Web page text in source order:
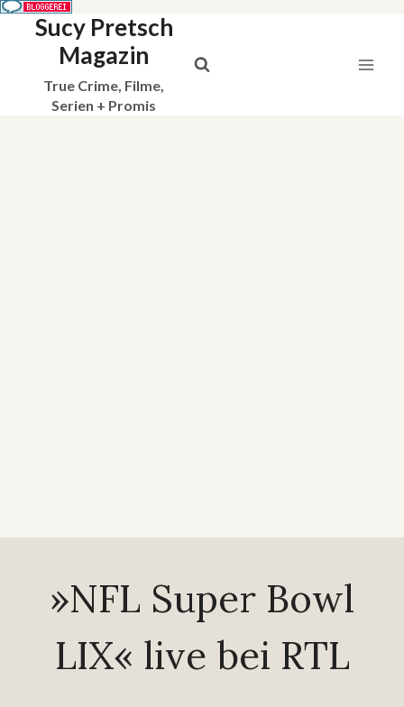
Sucy Pretsch
Magazin
True Crime, Filme,
Serien + Promis
»NFL Super Bowl
LIX« live bei RTL